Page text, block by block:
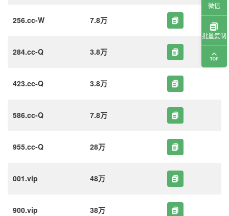
256.cc-W 7.8万
284.cc-Q 3.8万
423.cc-Q 3.8万
586.cc-Q 7.8万
955.cc-Q 28万
001.vip 48万
900.vip 38万
微信
批量复制